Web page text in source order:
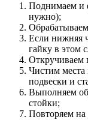
Поднимаем и
нужно);
Если нижняя
гайку в этом
Откручиваем
Чистим
подвески и
Выполняем
стойки;
Повторяем на